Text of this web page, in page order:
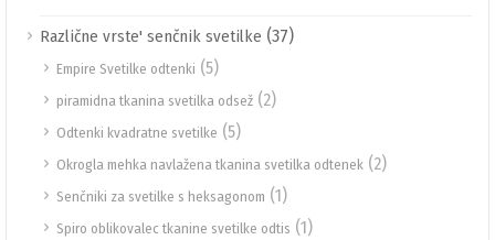
Različne vrste' senčnik svetilke (37)
Empire Svetilke odtenki (5)
piramidna tkanina svetilka odsež (2)
Odtenki kvadratne svetilke (5)
Okrogla mehka navlažena tkanina svetilka odtenek (2)
Senčniki za svetilke s heksagonom (1)
Spiro oblikovalec tkanine svetilke odtis (1)